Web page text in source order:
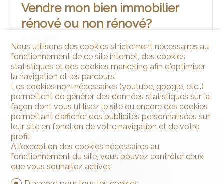
Vendre mon bien immobilier
rénové ou non rénové?
#Conseils pour vendeurs
Nous utilisons des cookies strictement nécessaires au
fonctionnement de ce site internet, des cookies
statistiques et des cookies marketing afin d'optimiser
la navigation et les parcours.
Les cookies non-nécessaires (youtube, google, etc..)
permettent de générer des données statistiques sur la
façon dont vous utilisez le site ou encore des cookies
permettant d’afficher des publicités personnalisées sur
leur site en fonction de votre navigation et de votre
profil.
À l’exception des cookies nécessaires au
fonctionnement du site, vous pouvez contrôler ceux
que vous souhaitez activer.